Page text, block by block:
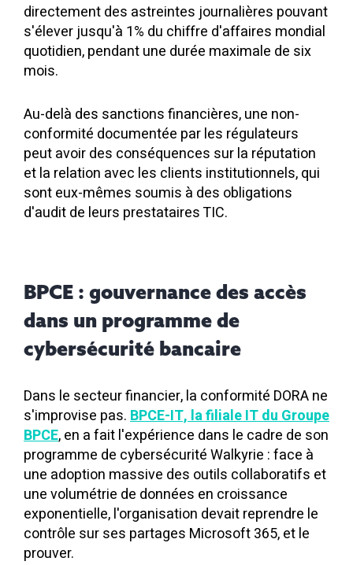
directement des astreintes journalières pouvant
s'élever jusqu'à 1% du chiffre d'affaires mondial
quotidien, pendant une durée maximale de six
mois.
Au-delà des sanctions financières, une non-
conformité documentée par les régulateurs
peut avoir des conséquences sur la réputation
et la relation avec les clients institutionnels, qui
sont eux-mêmes soumis à des obligations
d'audit de leurs prestataires TIC.
BPCE : gouvernance des accès
dans un programme de
cybersécurité bancaire
Dans le secteur financier, la conformité DORA ne
s'improvise pas.BPCE-IT, la filiale IT du Groupe
BPCE, en a fait l'expérience dans le cadre de son
programme de cybersécurité Walkyrie : face à
une adoption massive des outils collaboratifs et
une volumétrie de données en croissance
exponentielle, l'organisation devait reprendre le
contrôle sur ses partages Microsoft 365, et le
prouver.